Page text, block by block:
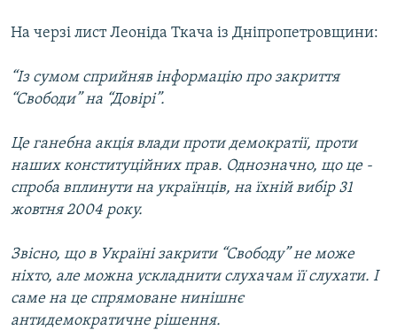
На черзі лист Леоніда Ткача із Дніпропетровщини:
“Із сумом сприйняв інформацію про закриття
“Свободи” на “Довірі”.
Це ганебна акція влади проти демократії, проти
наших конституційних прав. Однозначно, що це -
спроба вплинути на українців, на їхній вибір 31
жовтня 2004 року.
Звісно, що в Україні закрити “Свободу” не може
ніхто, але можна ускладнити слухачам її слухати. І
саме на це спрямоване нинішнє
антидемократичне рішення.